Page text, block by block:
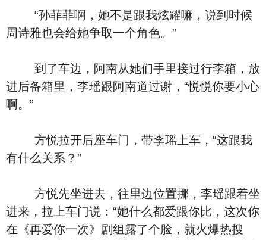
“孙菲菲啊，她不是跟我炫耀嘛，说到时候
周诗雅也会给她争取一个角色。”
到了车边，阿南从她们手里接过行李箱，放
进后备箱里，李瑶跟阿南道过谢，“悦悦你要小心
啊。”
方悦拉开后座车门，带李瑶上车，“这跟我
有什么关系？”
方悦先坐进去，往里边位置挪，李瑶跟着坐
进来，拉上车门说：“她什么都爱跟你比，这次你
在《再爱你一次》剧组露了个脸，就火爆热搜